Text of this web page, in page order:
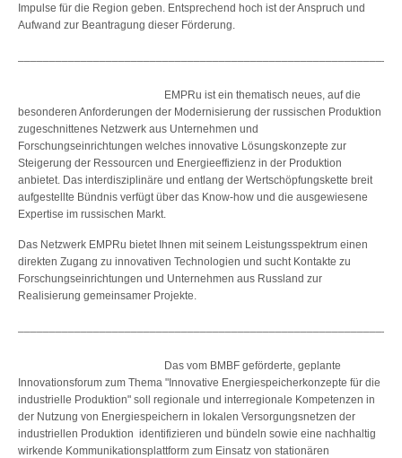
Impulse für die Region geben. Entsprechend hoch ist der Anspruch und
Aufwand zur Beantragung dieser Förderung.
EMPRu ist ein thematisch neues, auf die
besonderen Anforderungen der Modernisierung der russischen Produktion
zugeschnittenes Netzwerk aus Unternehmen und
Forschungseinrichtungen welches innovative Lösungskonzepte zur
Steigerung der Ressourcen und Energieeffizienz in der Produktion
anbietet. Das interdisziplinäre und entlang der Wertschöpfungskette breit
aufgestellte Bündnis verfügt über das Know-how und die ausgewiesene
Expertise im russischen Markt.
Das Netzwerk EMPRu bietet Ihnen mit seinem Leistungsspektrum einen
direkten Zugang zu innovativen Technologien und sucht Kontakte zu
Forschungseinrichtungen und Unternehmen aus Russland zur
Realisierung gemeinsamer Projekte.
Das vom BMBF geförderte, geplante
Innovationsforum zum Thema "Innovative Energiespeicherkonzepte für die
industrielle Produktion" soll regionale und interregionale Kompetenzen in
der Nutzung von Energiespeichern in lokalen Versorgungsnetzen der
industriellen Produktion identifizieren und bündeln sowie eine nachhaltig
wirkende Kommunikationsplattform zum Einsatz von stationären